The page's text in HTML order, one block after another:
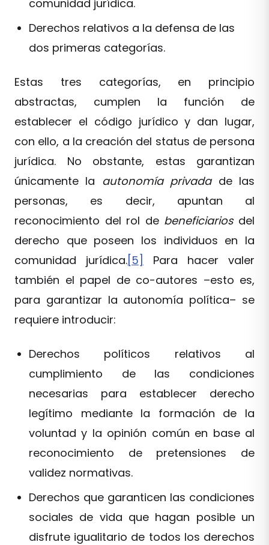
comunidad jurídica.
Derechos relativos a la defensa de las
dos primeras categorías.
Estas tres categorías, en principio
abstractas, cumplen la función de
establecer el código jurídico y dan lugar,
con ello, a la creación del status de persona
jurídica. No obstante, estas garantizan
únicamente la autonomía privadade las
personas, es decir, apuntan al
reconocimiento del rol de beneficiariosdel
derecho que poseen los individuos en la
comunidad jurídica.[5]
Para hacer valer
también el papel de co-autores –esto es,
para garantizar la autonomía política– se
requiere introducir:
Derechos políticos relativos al
cumplimiento de las condiciones
necesarias para establecer derecho
legítimo mediante la formación de la
voluntad y la opinión común en base al
reconocimiento de pretensiones de
validez normativas.
Derechos que garanticen las condiciones
sociales de vida que hagan posible un
disfrute igualitario de todos los derechos